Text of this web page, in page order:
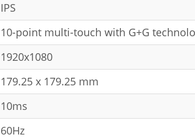
IPS
10-point multi-touch with G+G
1920x1080
179.25 x 179.25 mm
10ms
60Hz